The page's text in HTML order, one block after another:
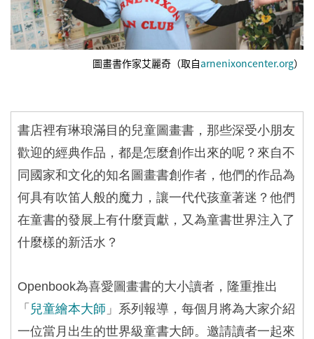
圖畫書作家艾麗奇（取自arnenixoncenter.org）
書店裡有琳琅滿目的兒童圖畫書，那些深受小朋友
歡迎的經典作品，都是怎麼創作出來的呢？來自不
同國家和文化的知名圖畫書創作者，他們的作品為
何具有吹笛人般的魔力，讓一代代孩童著迷？他們
在童書的發展上有什麼貢獻，又為童書世界注入了
什麼樣的新活水？
Openbook為喜愛圖畫書的大小讀者，隆重推出
「 兒童繪本大師 」系列報導，每個月將為大家介紹
一位當月出生的世界級童書大師。邀請讀者一起來